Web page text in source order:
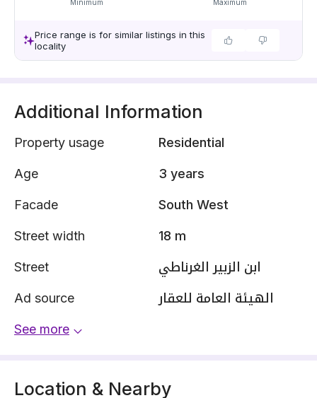
Minimum Maximum
Price range is for similar listings in this
locality
Additional Information
Property usage Residential
Age 3 years
Facade South West
Street width 18 m
Street ابن الزبير الغرناطي
Ad source الهيئة العامة للعقار
See more
Location & Nearby